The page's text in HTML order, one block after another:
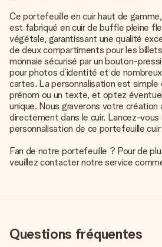
Ce portefeuille en cuir haut de
est fabriqué en cuir de buffle pleine
végétale, garantissant une qualité
de deux compartiments pour les
monnaie sécurisé par un bouton-
pour photos d’identité et de
cartes. La personnalisation est simple
prénom ou un texte, et optez
unique. Nous graverons votre création
directement dans le cuir. Lancez-vous
personnalisation de ce portefeuille cuir
Fan de notre portefeuille ? Pour de
veuillez contacter notre service
Questions fréquentes